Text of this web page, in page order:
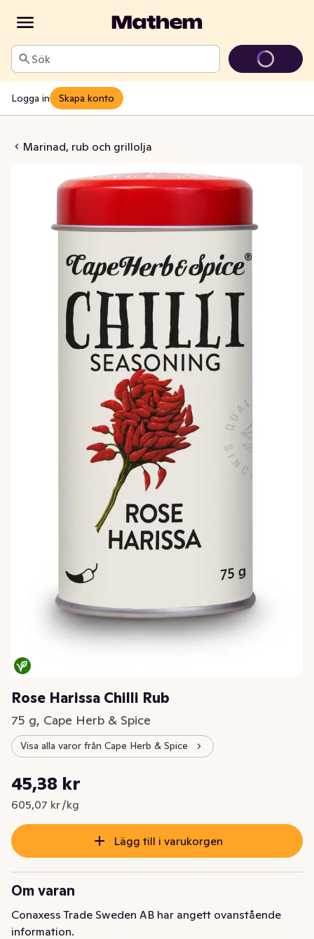
Sök
Logga in Skapa konto
Marinad, rub och grillolja
Chilli Rub
Rose Harissa Chilli Rub
75 g, Cape Herb & Spice
Visa alla varor från Cape Herb & Spice
Nuvarande pris är: 45,38 kr
45,38 kr
605,07 kr /kg
Styckpris: 605,07 kr /kg
Lägg till i varukorgen
Om varan
Conaxess Trade Sweden AB har angett ovanstående
information.